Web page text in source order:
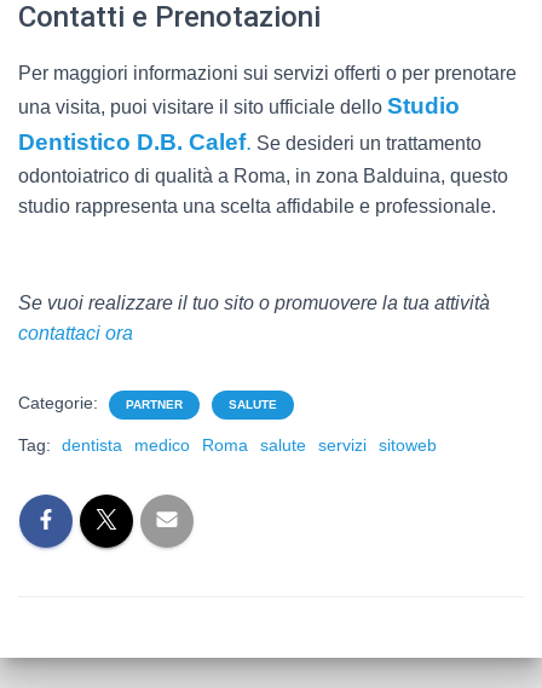
Contatti e Prenotazioni
Per maggiori informazioni sui servizi offerti o per prenotare
una visita, puoi visitare il sito ufficiale dello Studio
Dentistico D.B. Calef. Se desideri un trattamento
odontoiatrico di qualità a Roma, in zona Balduina, questo
studio rappresenta una scelta affidabile e professionale.
Se vuoi realizzare il tuo sito o promuovere la tua attività
contattaci ora
Categorie: PARTNER SALUTE
Tag: dentista medico Roma salute servizi sitoweb